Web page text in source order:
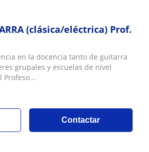
(clásica/eléctrica) Prof.
en la docencia tanto de guitarra
grupales y escuelas de nivel
Profeso...
Contactar